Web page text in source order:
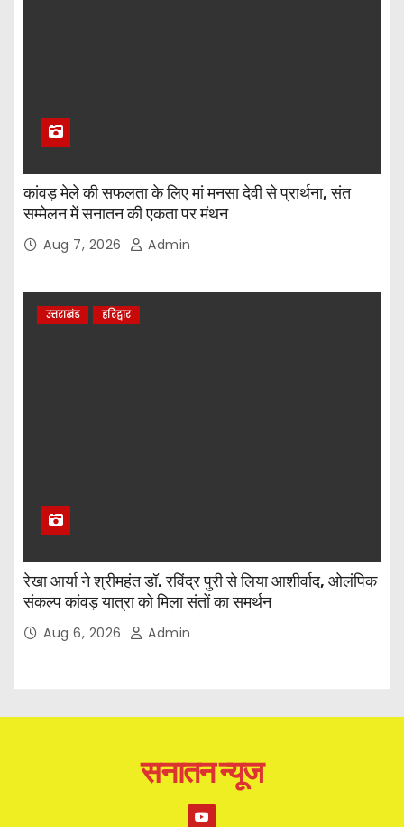
कांवड़ मेले की सफलता के लिए मां मनसा देवी से प्रार्थना, संत
सम्मेलन में सनातन की एकता पर मंथन
Aug 7, 2026 Admin
उत्तराखंड हरिद्वार
रेखा आर्या ने श्रीमहंत डॉ. रविंद्र पुरी से लिया आशीर्वाद, ओलंपिक
संकल्प कांवड़ यात्रा को मिला संतों का समर्थन
Aug 6, 2026 Admin
सनातन न्यूज